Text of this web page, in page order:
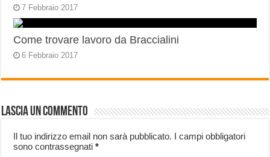
7 Febbraio 2017
Come trovare lavoro da Braccialini
6 Febbraio 2017
Lascia un commento
Il tuo indirizzo email non sarà pubblicato. I campi obbligatori
sono contrassegnati*